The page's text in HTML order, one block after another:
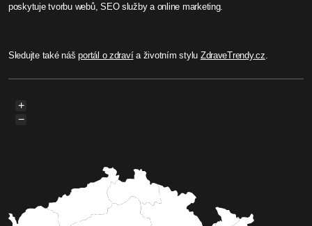
poskytuje tvorbu webů, SEO služby a online marketing.
Sledujte také nášportál o zdravía životním stylu ZdraveTrendy.cz
+
−